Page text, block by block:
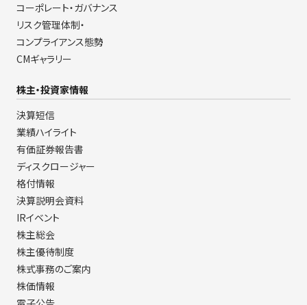
コーポレート・ガバナンス
リスク管理体制・
コンプライアンス態勢
CMギャラリー
株主・投資家情報
決算短信
業績ハイライト
有価証券報告書
ディスクロージャー
格付情報
決算説明会資料
IRイベント
株主総会
株主優待制度
株式事務のご案内
株価情報